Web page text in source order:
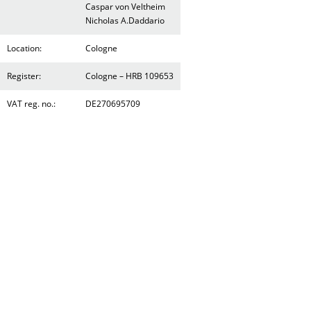
Caspar von Veltheim
Nicholas A.Daddario
Location: Cologne
Register: Cologne – HRB 109653
VAT reg. no.: DE270695709